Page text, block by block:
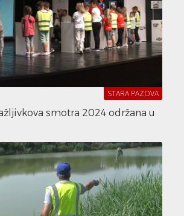
STARA PAZOVA
smotra 2024 održana u